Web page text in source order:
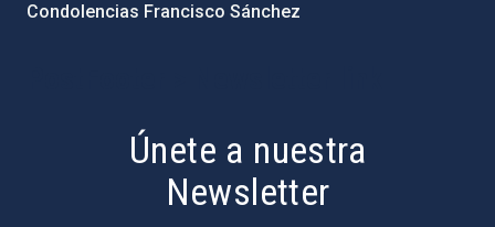
Condolencias Francisco Sánchez
Únete a nuestra
Newsletter